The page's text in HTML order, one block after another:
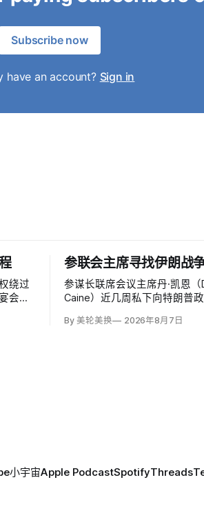
Subscribe now
have an account? Sign in
绕过
会
参联会主席寻找伊朗战
参谋长联席会议主席丹·凯恩（
Caine）近几周私下向特朗普
战争寻找「退路」：现有升级
By 美轮美换 2026年8月7日
小宇宙Apple PodcastSpotifyThreads